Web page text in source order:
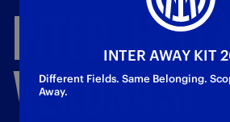
INTER-
VERONASI
INTER AWAY KIT
Different Fields. Same Belonging.
Away.